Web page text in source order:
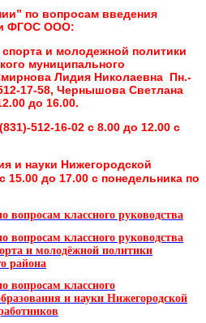
по вопросам введения
ФГОС ООО:
и молодежной политики
муниципального
Лидия Николаевна Пн.-
17-58, Чернышова Светлана
до 16.00.
512-16-02 с 8.00 до 12.00 с
и науки Нижегородской
15.00 до 17.00 с понедельника по
вопросам классного руководства
вопросам классного руководства
и молодёжной политики
района
вопросам классного
и науки Нижегородской